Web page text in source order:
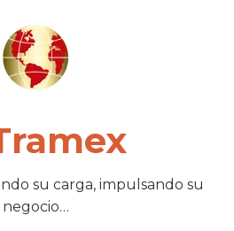
su carga, impulsando su
negocio…